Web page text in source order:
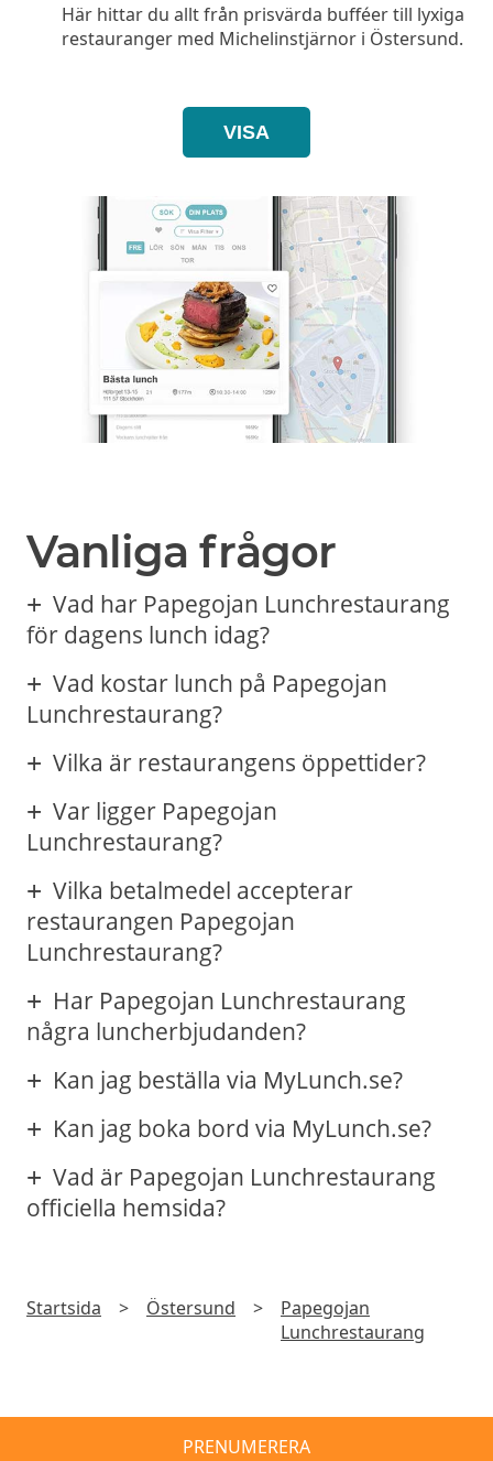
Här hittar du allt från prisvärda bufféer till lyxiga
restauranger med Michelinstjärnor i Östersund.
VISA
Vanliga frågor
Vad har Papegojan Lunchrestaurang
för dagens lunch idag?
Vad kostar lunch på Papegojan
Lunchrestaurang?
Vilka är restaurangens öppettider?
Var ligger Papegojan
Lunchrestaurang?
Vilka betalmedel accepterar
restaurangen Papegojan
Lunchrestaurang?
Har Papegojan Lunchrestaurang
några luncherbjudanden?
Kan jag beställa via MyLunch.se?
Kan jag boka bord via MyLunch.se?
Vad är Papegojan Lunchrestaurang
officiella hemsida?
Startsida > Östersund >
Papegojan
Lunchrestaurang
PRENUMERERA